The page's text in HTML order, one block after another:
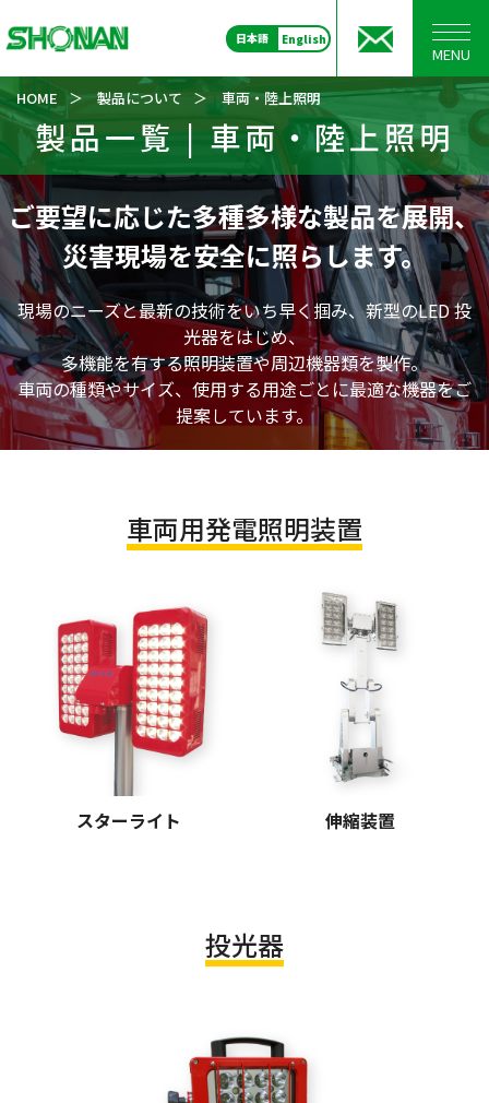
日本語 English
MENU
HOME ＞ 製品について ＞ 車両・陸上照明
製品一覧 | 車両・陸上照明
ご要望に応じた多種多様な製品を展開、
災害現場を安全に照らします。
現場のニーズと最新の技術をいち早く掴み、新型のLED 投
光器をはじめ、
多機能を有する照明装置や周辺機器類を製作。
車両の種類やサイズ、使用する用途ごとに最適な機器をご
提案しています。
車両用発電照明装置
スターライト 伸縮装置
投光器